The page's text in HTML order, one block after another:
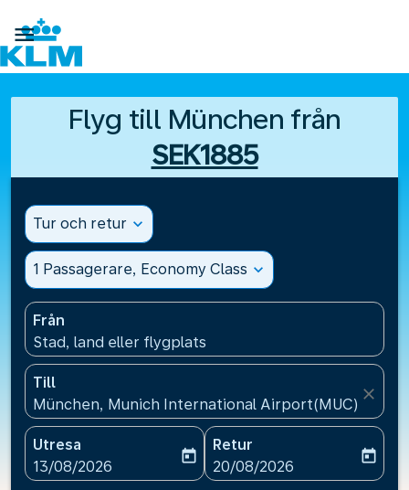

Flyg till München från
SEK1885
Tur och retur expand_more
1 Passagerare, Economy Class expand_more
Från
Stad, land eller flygplats
Till
München, Munich International Airport(MUC),
close
Utresa
fc-booking-departure-date-aria-label
13/08/2026
today
Retur
fc-booking-return-date-
20/08/2026
today